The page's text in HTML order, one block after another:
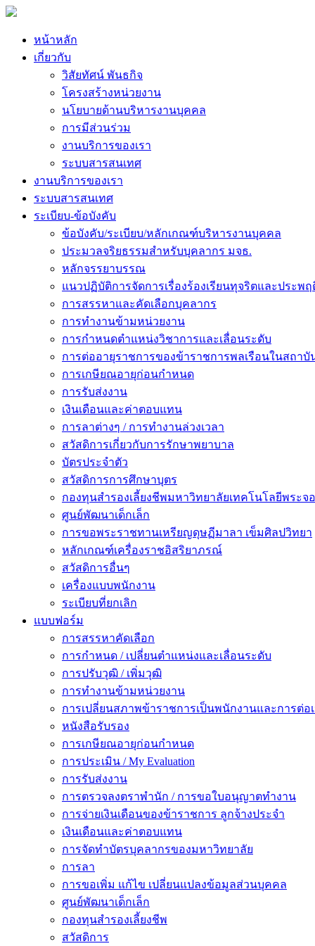
หน้าหลัก
เกี่ยวกับ
วิสัยทัศน์ พันธกิจ
โครงสร้างหน่วยงาน
นโยบายด้านบริหารงานบุคคล
การมีส่วนร่วม
งานบริการของเรา
ระบบสารสนเทศ
งานบริการของเรา
ระบบสารสนเทศ
ระเบียบ-ข้อบังคับ
ข้อบังคับ/ระเบียบ/หลักเกณฑ์บริหารงานบุคคล
ประมวลจริยธรรมสำหรับบุคลากร มจธ.
หลักจรรยาบรรณ
แนวปฏิบัติการจัดการเรื่องร้องเรียนทุจริตและประพ
การสรรหาและคัดเลือกบุคลากร
การทำงานข้ามหน่วยงาน
การกำหนดตำแหน่งวิชาการและเลื่อนระดับ
การต่ออายุราชการของข้าราชการพลเรือนในสถา
การเกษียณอายุก่อนกำหนด
การรับส่งงาน
เงินเดือนและค่าตอบแทน
การลาต่างๆ / การทำงานล่วงเวลา
สวัสดิการเกี่ยวกับการรักษาพยาบาล
บัตรประจำตัว
สวัสดิการการศึกษาบุตร
กองทุนสำรองเลี้ยงชีพมหาวิทยาลัยเทคโนโลยีพระจ
ศูนย์พัฒนาเด็กเล็ก
การขอพระราชทานเหรียญดุษฏีมาลา เข็มศิลปวิทยา
หลักเกณฑ์เครื่องราชอิสริยาภรณ์
สวัสดิการอื่นๆ
เครื่องแบบพนักงาน
ระเบียบที่ยกเลิก
แบบฟอร์ม
การสรรหาคัดเลือก
การกำหนด / เปลี่ยนตำแหน่งและเลื่อนระดับ
การปรับวุฒิ / เพิ่มวุฒิ
การทำงานข้ามหน่วยงาน
การเปลี่ยนสภาพข้าราชการเป็นพนักงานและการต่อ
หนังสือรับรอง
การเกษียณอายุก่อนกำหนด
การประเมิน / My Evaluation
การรับส่งงาน
การตรวจลงตราพำนัก / การขอใบอนุญาตทำงาน
การจ่ายเงินเดือนของข้าราชการ ลูกจ้างประจำ
เงินเดือนและค่าตอบแทน
การจัดทำบัตรบุคลากรของมหาวิทยาลัย
การลา
การขอเพิ่ม แก้ไข เปลี่ยนแปลงข้อมูลส่วนบุคคล
ศูนย์พัฒนาเด็กเล็ก
กองทุนสำรองเลี้ยงชีพ
สวัสดิการ